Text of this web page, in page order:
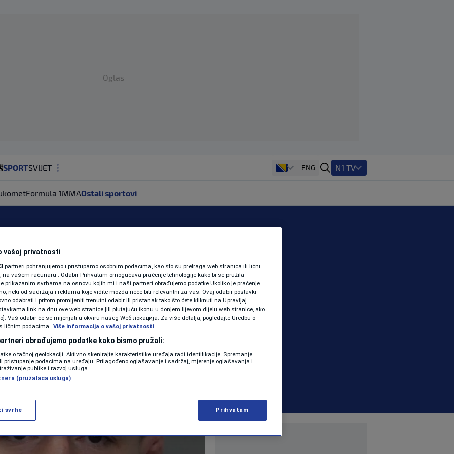
Oglas
SPORTSVIJET
ZDRAVLJE
SHOWBIZ
KOLUMNE
PODCAST
N1 SPECIJAL
FENOMENI
NEISTRAŽENO
VIRALNO
ENG N1 TV
Formula 1MMAOstali sportovi
u politiku,
za predsjednika
| OSTALI SPORTOVI 0 komentara
Više
vašoj privatnosti
partneri pohranjujemo i pristupamo osobnim podacima, kao što su pretraga web stranica ili lični
na vašem računaru . Odabir Prihvatam omogućava praćenje tehnologije kako bi se pružila
prikazanim svrhama na osnovu kojih mi i naši partneri obrađujemo podatke Ukoliko je praćenje
neki od sadržaja i reklama koje vidite možda neće biti relevantni za vas. Ovaj odabir postavki
odabrati i pritom promijeniti trenutni odabir ili pristanak tako što ćete kliknuti na Upravljaj
link na dnu ove web stranice [ili plutajuću ikonu u donjem lijevom dijelu web stranice, ako
Vaš odabir će se mijenjati u okviru našeg Wеб локација. Za više detalja, pogledajte Uredbu o
ličnim podacima. Više informacija o vašoj privatnosti
obrađujemo podatke kako bismo pružali:
o tačnoj geolokaciji. Aktivno skenirajte karakteristike uređaja radi identifikacije. Spremanje
pristupanje podacima na uređaju. Prilagođeno oglašavanje i sadržaj, mjerenje oglašavanja i
publike i razvoj usluga.
(pružalaca usluga)
svrhe Prihvatam